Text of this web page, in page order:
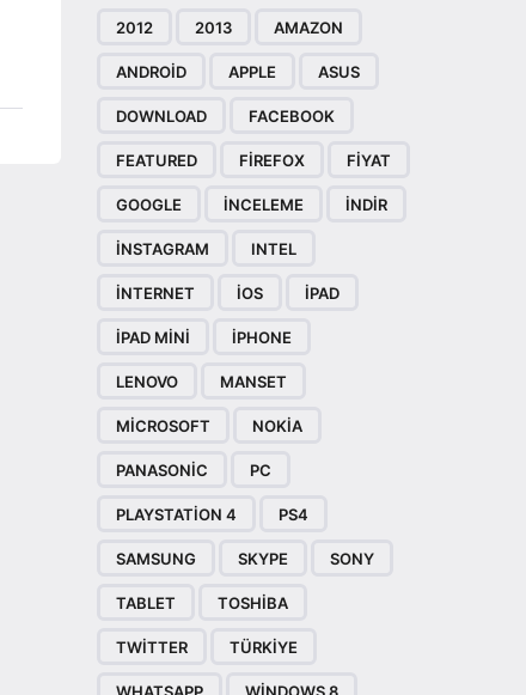
2012 2013 AMAZON
ANDROID APPLE ASUS
DOWNLOAD FACEBOOK
FEATURED FIREFOX FIYAT
GOOGLE INCELEME INDIR
INSTAGRAM INTEL
INTERNET IOS IPAD
IPAD MINI IPHONE
LENOVO MANSET
MICROSOFT NOKIA
PANASONIC PC
PLAYSTATION 4 PS4
SAMSUNG SKYPE SONY
TABLET TOSHIBA
TWITTER TÜRKIYE